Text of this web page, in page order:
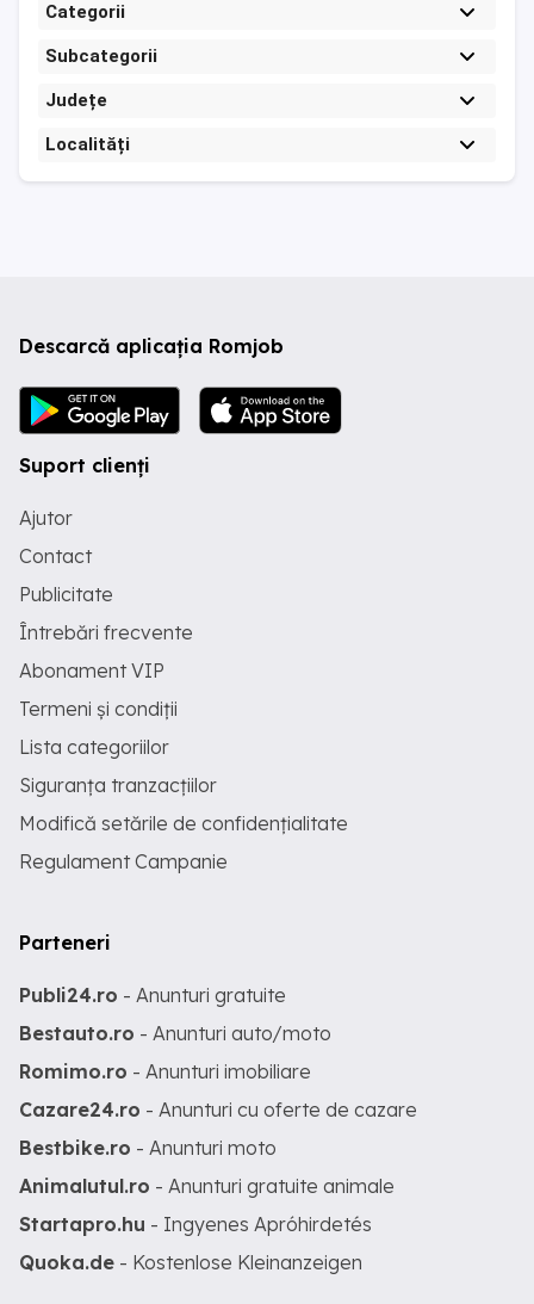
Categorii
Subcategorii
Județe
Localități
Descarcă aplicația Romjob
Suport clienți
Ajutor
Contact
Publicitate
Întrebări frecvente
Abonament VIP
Termeni și condiții
Lista categoriilor
Siguranța tranzacțiilor
Modifică setările de confidențialitate
Regulament Campanie
Parteneri
Publi24.ro - Anunturi gratuite
Bestauto.ro - Anunturi auto/moto
Romimo.ro - Anunturi imobiliare
Cazare24.ro - Anunturi cu oferte de cazare
Bestbike.ro - Anunturi moto
Animalutul.ro - Anunturi gratuite animale
Startapro.hu - Ingyenes Apróhirdetés
Quoka.de - Kostenlose Kleinanzeigen